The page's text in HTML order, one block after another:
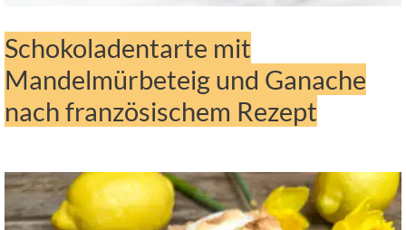
Schokoladentarte mit
Mandelmürbeteig und Ganache
nach französischem Rezept